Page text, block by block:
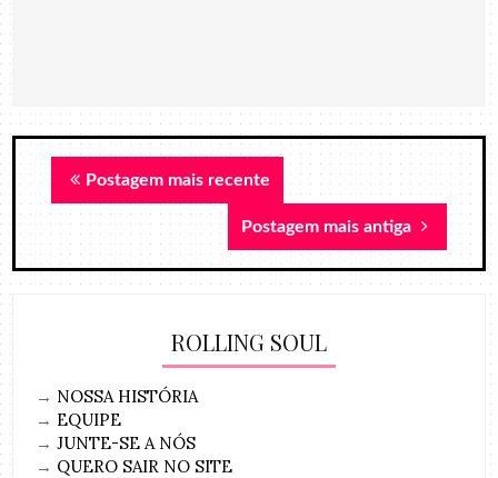
Postagem mais recente
Postagem mais antiga
ROLLING SOUL
→ NOSSA HISTÓRIA
→ EQUIPE
→JUNTE-SE A NÓS
→ QUERO SAIR NO SITE